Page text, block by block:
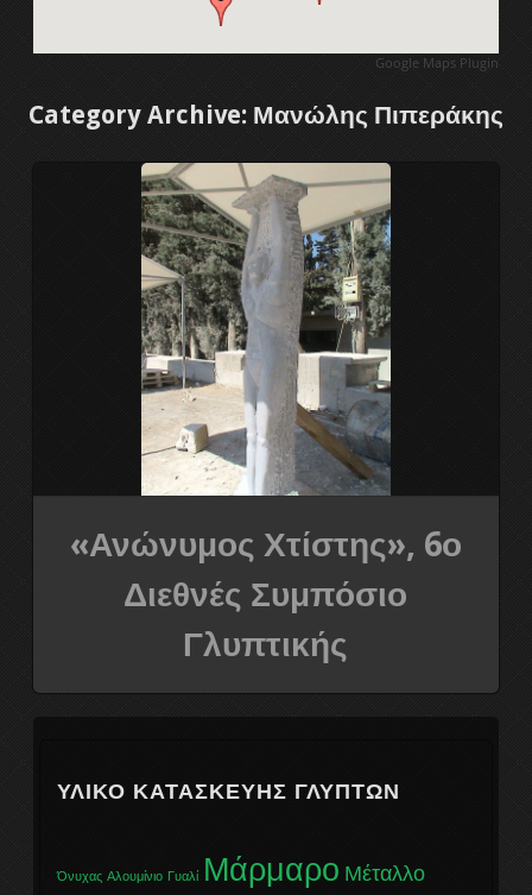
3ο Διεθνές συμπόσιο γλυπτικής
Διεθνές συμπ. γλυπτικής 2011
6ο Διεθνές συμπόσιο γλυπτικής
7ο Διεθνές συμπόσιο γλυπτικής
8ο Διεθνές συμπόσιο γλυπτικής
9ο Διεθνές συμπόσιο γλυπτικής
Η ΟΜΑΔΑ
ΕΠΙΚΟΙΝΩΝΕΙΣΤΕ ΜΑΖΙ ΜΑΣ
Google Maps Plugin
Category Archive: Μανώλης Πιπεράκης
«Ανώνυμος Χτίστης», 6ο
Διεθνές Συμπόσιο
Γλυπτικής
ΥΛΙΚΌ ΚΑΤΑΣΚΕΥΉΣ ΓΛΥΠΤΏΝ
Όνυχας Αλουμίνιο Γυαλί Μάρμαρο Μέταλλο